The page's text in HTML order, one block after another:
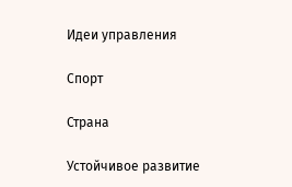
Идеи управления
Спорт
Страна
Устойчивое развитие